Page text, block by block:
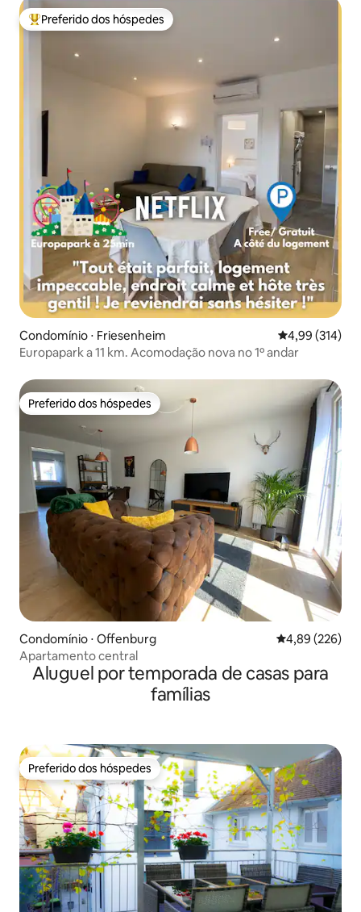
Entre os melhores preferidos dos hóspedes
Preferido dos hóspedes
Condomínio ⋅ Friesenheim 4,99 de uma
4,99 (314)
Europapark a 11 km. Acomodação nova no 1º andar
Preferido dos hóspedes
Preferido dos hóspedes
Condomínio ⋅ Offenburg 4,89 de uma
4,89 (226)
Apartamento central
Aluguel por temporada de casas para
famílias
Preferido dos hóspedes
Preferido dos hóspedes